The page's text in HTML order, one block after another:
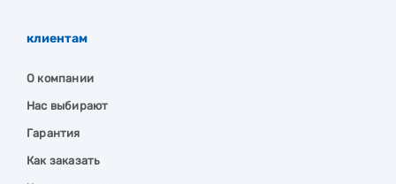
клиентам
О компании
Нас выбирают
Гарантия
Как заказать